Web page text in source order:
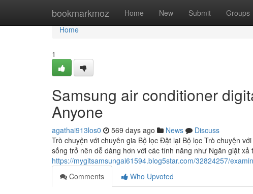
bookmarkmoz Home New Submit Groups
Home
Home
1
Samsung air conditioner
Anyone
agathai913los0 569 days ago News
Discuss
Trò chuyện với chuyên gia Bộ lọc Đặt lại Bộ lọc Trò chuyện
sống trở nên dễ dàng hơn với các tính năng như Ngăn giặt
https://mygitsamsungai61594.blog5star.com/32824257/
Comments
Who Upvoted